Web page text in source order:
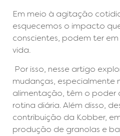
Em meio à agitação
esquecemos o impacto
conscientes, podem ter
vida.
Por isso, nesse artigo
mudanças, especialmente
alimentação, têm o poder
rotina diária. Além disso,
contribuição da Kobber,
produção de granolas e